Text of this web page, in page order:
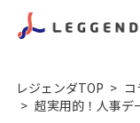
レジェンダTOP
コ
超実用的！人事デ